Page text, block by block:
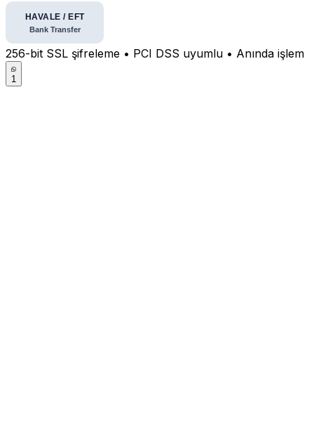
256-bit SSL şifreleme • PCI DSS uyumlu • Anında işlem
1